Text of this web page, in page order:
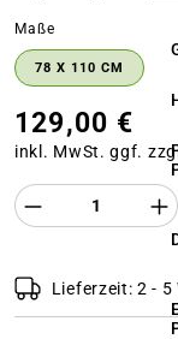
Maßeauswählen
78 X 110 CM
129,00 €
inkl. MwSt. ggf.
Produkt
Lieferzeit: 2 - 5